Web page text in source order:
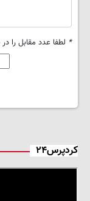
* لطفا عدد مقابل را
کردپرس۲۴